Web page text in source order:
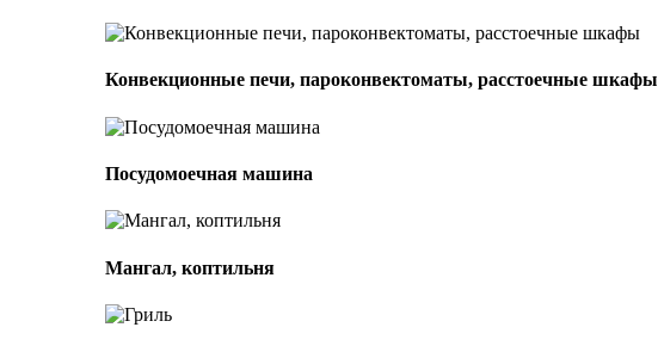
Конвекционные печи, пароконвектоматы, расстоечные шкафы
Посудомоечная машина
Мангал, коптильня